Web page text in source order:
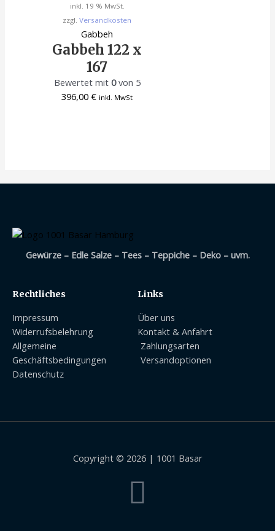
inkl. 19 % MwSt.
zzgl.Versandkosten
Gabbeh
Gabbeh 122 x
167
Bewertet mit 0von 5
396,00€ inkl. MwSt
Gewürze – Edle Salze – Tees – Teppiche – Deko – uvm.
Rechtliches
Impressum
Widerrufsbelehrung
Allgemeine
Geschäftsbedingungen
Datenschutz
Links
Über uns
Kontakt & Anfahrt
Zahlungsarten
Versandoptionen
Copyright © 2026 | 1001 Basar